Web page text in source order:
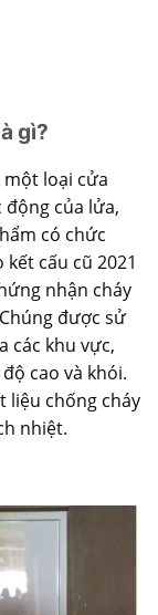
gì?
loại cửa
của lửa,
có chức
cấu cũ 2021
nhận cháy
được sử
các khu vực,
cao và khói.
liệu chống cháy
nhiệt.